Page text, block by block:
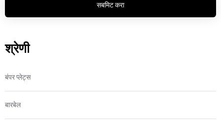
सबमिट करा
श्रेणी
बंपर प्लेट्स
बारबेल